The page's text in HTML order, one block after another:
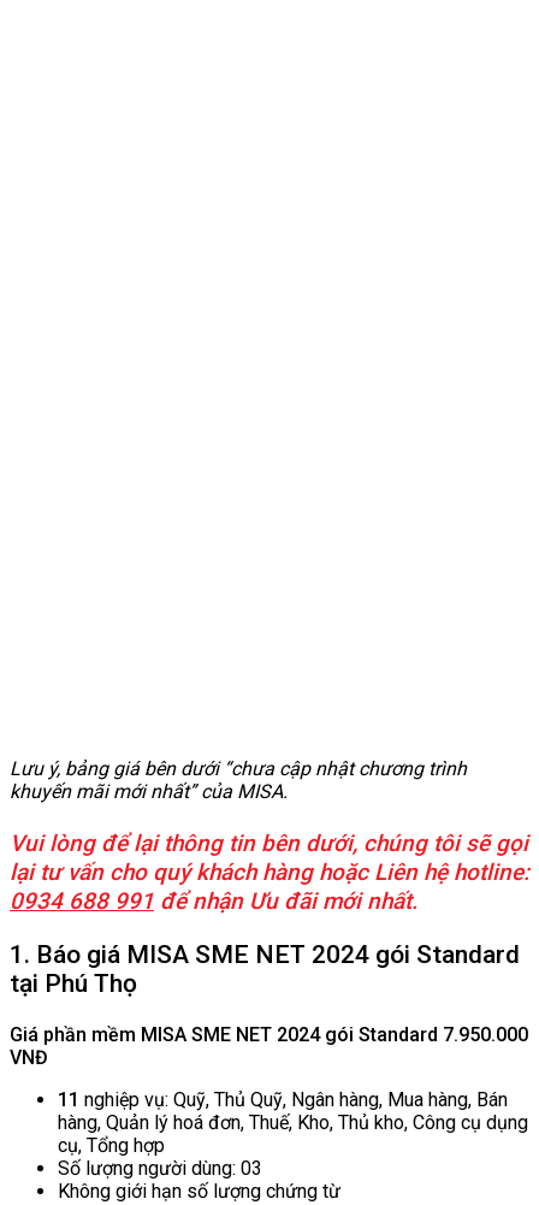
Lưu ý, bảng giá bên dưới “chưa cập nhật chương trình
khuyến mãi mới nhất” của MISA.
Vui lòng để lại thông tin bên dưới, chúng tôi sẽ gọi
lại tư vấn cho quý khách hàng hoặc Liên hệ hotline:
0934 688 991 để nhận Ưu đãi mới nhất.
1. Báo giá MISA SME NET 2024 gói Standard
tại Phú Thọ
Giá phần mềm MISA SME NET 2024 gói Standard 7.950.000
VNĐ
11 nghiệp vụ: Quỹ, Thủ Quỹ, Ngân hàng, Mua hàng, Bán
hàng, Quản lý hoá đơn, Thuế, Kho, Thủ kho, Công cụ dụng
cụ, Tổng hợp
Số lượng người dùng: 03
Không giới hạn số lượng chứng từ